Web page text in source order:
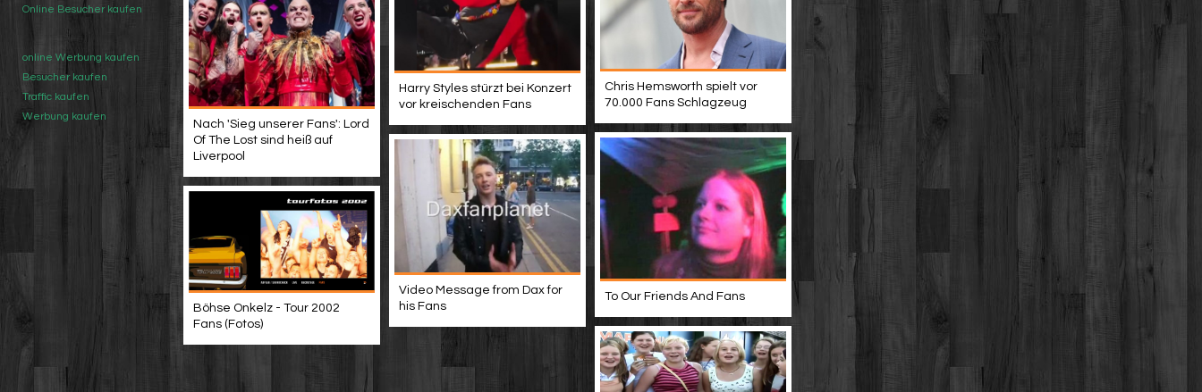
Online Besucher kaufen
online Werbung kaufen
Besucher kaufen
Traffic kaufen
Werbung kaufen
Chris Hemsworth spielt vor
70.000 Fans Schlagzeug
Harry Styles stürzt bei Konzert
vor kreischenden Fans
Nach 'Sieg unserer Fans': Lord
Of The Lost sind heiß auf
Liverpool
To Our Friends And Fans
Video Message from Dax for
his Fans
Böhse Onkelz - Tour 2002
Fans (Fotos)